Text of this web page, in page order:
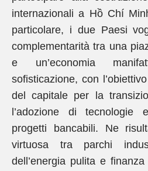
internazionali a Hồ Chí
particolare, i due Paesi
complementarità tra una
e un’economia
sofisticazione, con
del capitale per la
l’adozione di
progetti bancabili. Ne
virtuosa tra parchi
dell’energia pulita e